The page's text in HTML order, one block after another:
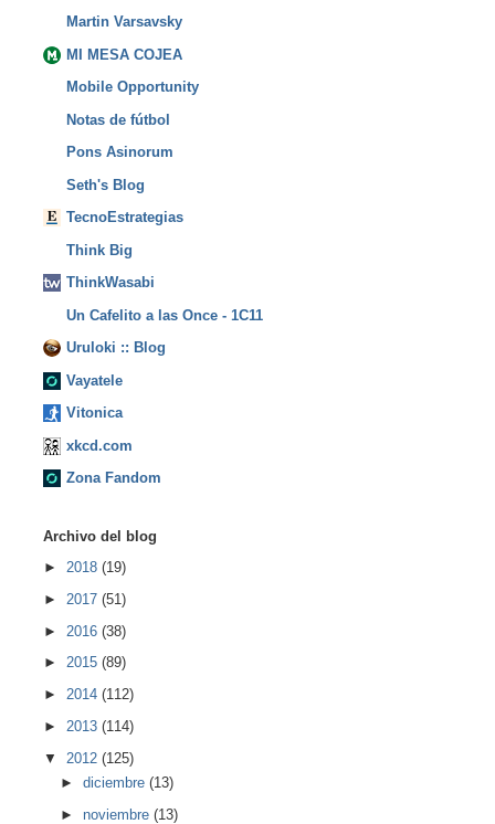
Martin Varsavsky
MI MESA COJEA
Mobile Opportunity
Notas de fútbol
Pons Asinorum
Seth's Blog
TecnoEstrategias
Think Big
ThinkWasabi
Un Cafelito a las Once - 1C11
Uruloki :: Blog
Vayatele
Vitonica
xkcd.com
Zona Fandom
Archivo del blog
► 2018 (19)
► 2017 (51)
► 2016 (38)
► 2015 (89)
► 2014 (112)
► 2013 (114)
▼ 2012 (125)
►diciembre(13)
►noviembre(13)